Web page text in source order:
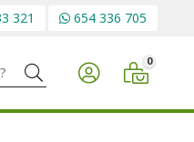
321 654 336 705
Buscar 0